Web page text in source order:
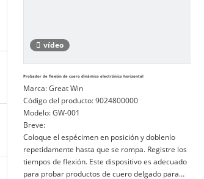
vídeo
Probador de flexión de cuero dinámico electrónico horizontal
Marca:Great Win
Código del producto:9024800000
Modelo:GW-001
Breve:
Coloque el espécimen en posición y doblenlo
repetidamente hasta que se rompa. Registre los
tiempos de flexión. Este dispositivo es adecuado
para probar productos de cuero delgado para